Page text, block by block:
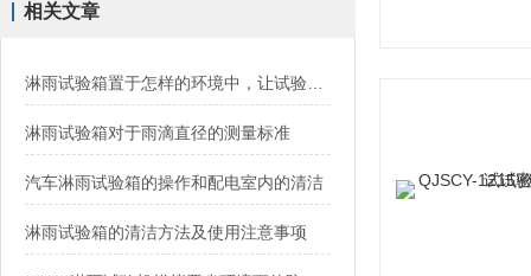
相关文章
淋雨试验箱对于雨滴直径的测量标准
汽车淋雨试验箱的操作和配电室内的清洁
淋雨试验箱的清洁方法及使用注意事项